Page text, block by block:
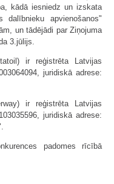
kādā iesniedz un izskata
apvienošanos"
un tādējādi par Ziņojuma
3.jūlijs.
ir reģistrēta Latvijas
juridiskā adrese:
ir reģistrēta Latvijas
juridiskā adrese:
padomes rīcībā